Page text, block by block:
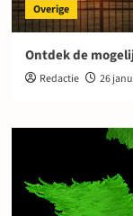
Overige
Ontdek de
Redactie 26